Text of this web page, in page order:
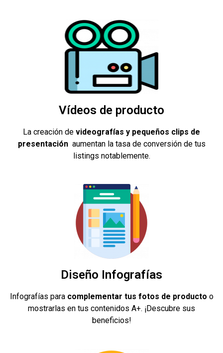
Vídeos de producto
La creación de videografías y pequeños clips de
presentación aumentan la tasa de conversión de tus
listings notablemente.
Diseño Infografías
Infografías para complementar tus fotos de producto o
mostrarlas en tus contenidos A+. ¡Descubre sus
beneficios!